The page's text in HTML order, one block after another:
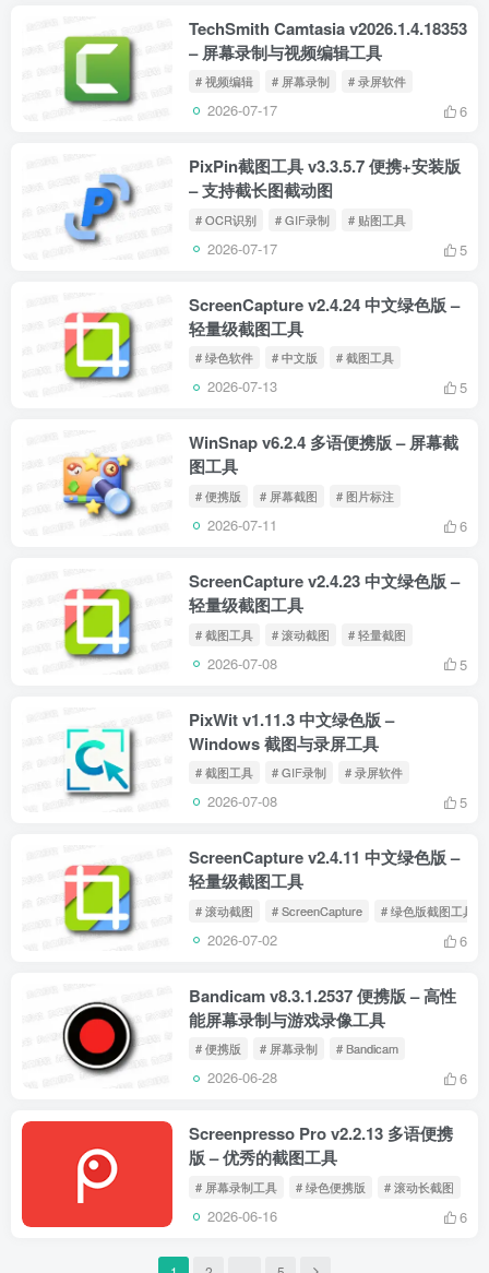
TechSmith Camtasia v2026.1.4.18353
– 屏幕录制与视频编辑工具
# 视频编辑 # 屏幕录制 # 录屏软件
2026-07-17 6
PixPin截图工具 v3.3.5.7 便携+安装版
– 支持截长图截动图
# OCR识别 # GIF录制 # 贴图工具
2026-07-17 5
ScreenCapture v2.4.24 中文绿色版 –
轻量级截图工具
# 绿色软件 # 中文版 # 截图工具
2026-07-13 5
WinSnap v6.2.4 多语便携版 – 屏幕截
图工具
# 便携版 # 屏幕截图 # 图片标注
2026-07-11 6
ScreenCapture v2.4.23 中文绿色版 –
轻量级截图工具
# 截图工具 # 滚动截图 # 轻量截图
2026-07-08 5
PixWit v1.11.3 中文绿色版 –
Windows 截图与录屏工具
# 截图工具 # GIF录制 # 录屏软件
2026-07-08 5
ScreenCapture v2.4.11 中文绿色版 –
轻量级截图工具
# 滚动截图 # ScreenCapture # 绿色版截图工具
2026-07-02 6
Bandicam v8.3.1.2537 便携版 – 高性
能屏幕录制与游戏录像工具
# 便携版 # 屏幕录制 # Bandicam
2026-06-28 6
Screenpresso Pro v2.2.13 多语便携
版 – 优秀的截图工具
# 屏幕录制工具 # 绿色便携版 # 滚动长截图
2026-06-16 6